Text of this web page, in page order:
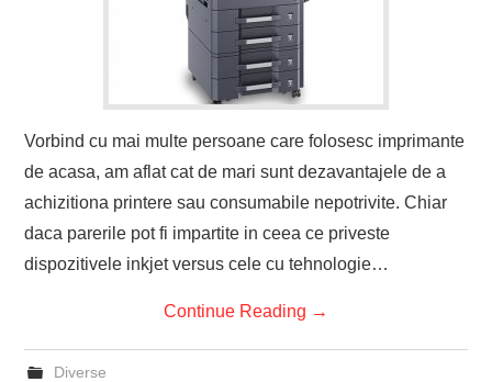
Vorbind cu mai multe persoane care folosesc imprimante
de acasa, am aflat cat de mari sunt dezavantajele de a
achizitiona printere sau consumabile nepotrivite. Chiar
daca parerile pot fi impartite in ceea ce priveste
dispozitivele inkjet versus cele cu tehnologie…
Continue Reading →
Diverse